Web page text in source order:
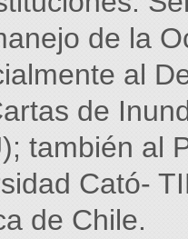
de la
al
de
también al
Cató-
de Chile.